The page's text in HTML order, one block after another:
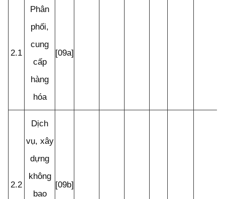
2.1
Phân
phối,
cung
cấp
hàng
hóa
[09a]
2.2
Dịch
vụ, xây
dựng
không
bao
[09b]